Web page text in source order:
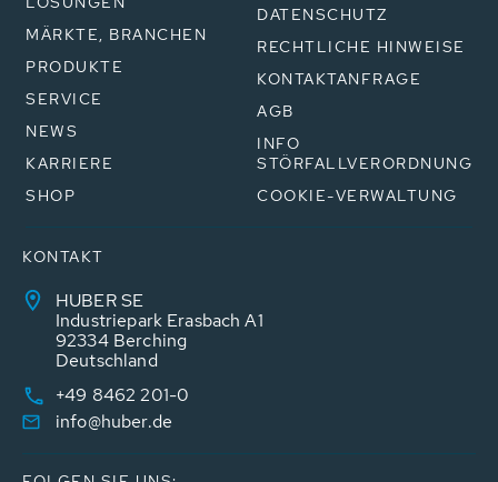
MÄRKTE, BRANCHEN
PRODUKTE
SERVICE
NEWS
KARRIERE
SHOP
DATENSCHUTZ
RECHTLICHE HINWEISE
KONTAKTANFRAGE
AGB
INFO
STÖRFALLVERORDNUNG
COOKIE-VERWALTUNG
KONTAKT
HUBER SE
Industriepark Erasbach A1
92334 Berching
Deutschland
+49 8462 201-0
info@huber.de